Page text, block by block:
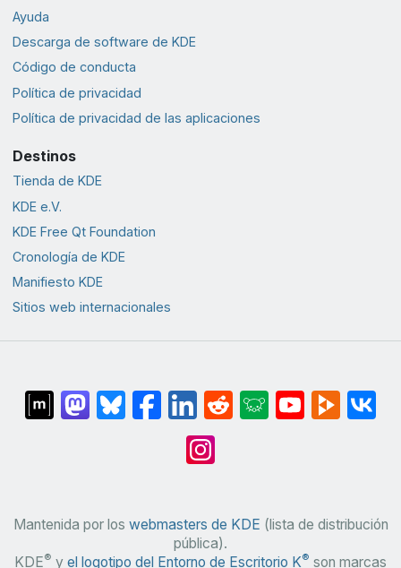
Ayuda
Descarga de software de KDE
Código de conducta
Política de privacidad
Política de privacidad de las aplicaciones
Destinos
Tienda de KDE
KDE e.V.
KDE Free Qt Foundation
Cronología de KDE
Manifiesto KDE
Sitios web internacionales
Mantenida por los webmasters de KDE (lista de distribución
pública).
KDE® y el logotipo del Entorno de Escritorio K® son marcas